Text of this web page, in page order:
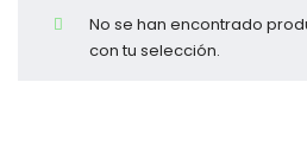
No se han encontrado
con tu selección.